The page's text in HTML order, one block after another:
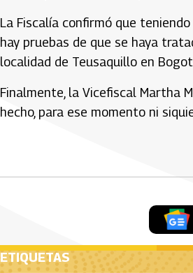
La Fiscalía confirmó que
hay pruebas de que se haya
localidad de Teusaquillo en
Finalmente, la Vicefiscal Martha
hecho, para ese momento ni
ETIQUETAS